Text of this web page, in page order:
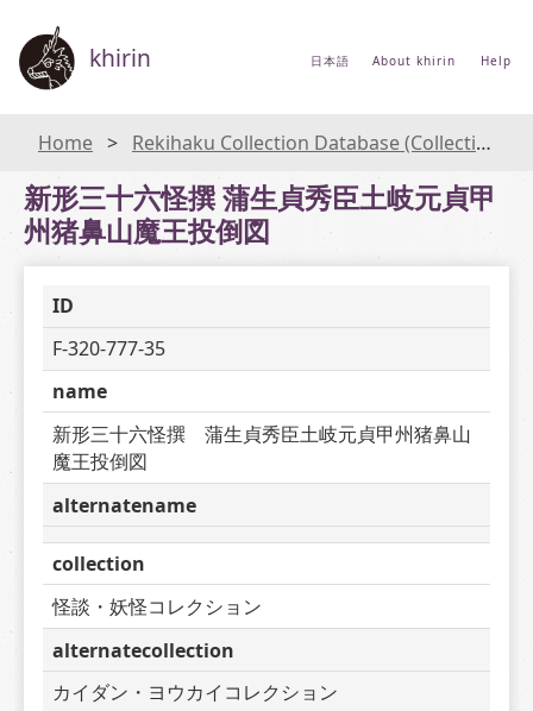
khirin 日本語 About khirin Help
Home Rekihaku Collection Database (Collections Database of the National Museum of Japanese History)
新形三十六怪撰 蒲生貞秀臣土岐元貞甲
州猪鼻山魔王投倒図
ID
F-320-777-35
name
新形三十六怪撰　蒲生貞秀臣土岐元貞甲州猪鼻山
魔王投倒図
alternatename
collection
怪談・妖怪コレクション
alternatecollection
カイダン・ヨウカイコレクション